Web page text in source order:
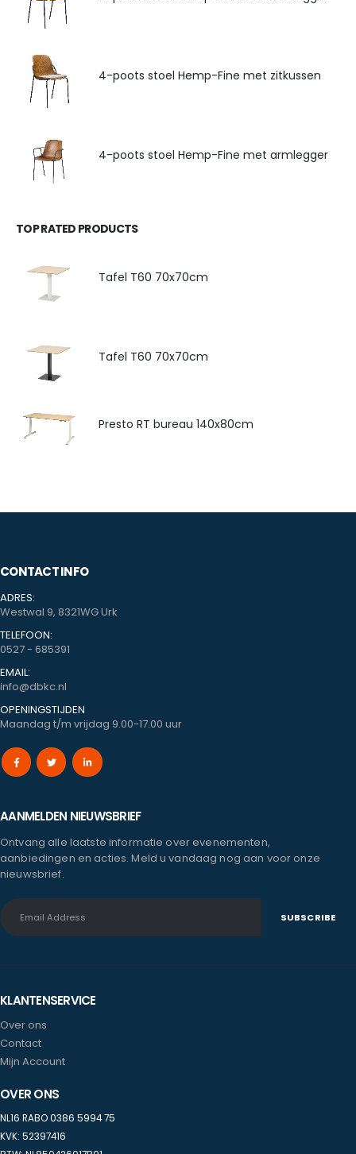
4-poots stoel Hemp-Fine met zitkussen
4-poots stoel Hemp-Fine met armlegger
TOP RATED PRODUCTS
Tafel T60 70x70cm
Tafel T60 70x70cm
Presto RT bureau 140x80cm
CONTACT INFO
ADRES:
Westwal 9, 8321WG Urk
TELEFOON:
0527 - 685391
EMAIL:
info@dbkc.nl
OPENINGSTIJDEN
Maandag t/m vrijdag 9.00-17.00 uur
AANMELDEN NIEUWSBRIEF
Ontvang alle laatste informatie over evenementen,
aanbiedingen en acties. Meld u vandaag nog aan voor onze
nieuwsbrief.
KLANTENSERVICE
Over ons
Contact
Mijn Account
OVER ONS
NL16 RABO 0386 5994 75
KVK: 52397416